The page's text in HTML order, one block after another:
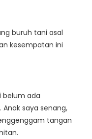
buruh tani asal
kesempatan ini
belum ada
saya senang,
tangan